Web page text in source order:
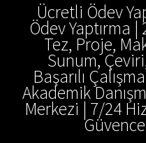
Ücretli Ödev
Ödev Yaptırma
Tez, Proje,
Sunum,
Başarılı
Akademik
Merkezi | 7/24